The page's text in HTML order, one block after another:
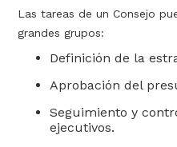
Las tareas de un Consejo
grandes grupos:
Definición de la
Aprobación del
Seguimiento y
ejecutivos.